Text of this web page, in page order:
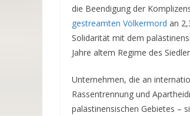
die Beendigung der
gestreamten Völkermord an
Solidarität mit dem
Jahre altem Regime des
Unternehmen, die an
Rassentrennung und
palästinensischen Gebietes –